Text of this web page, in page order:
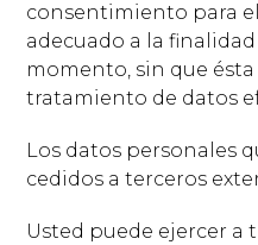
consentimiento para
adecuado a la
momento, sin que ésta
tratamiento de datos
Los datos personales
cedidos a terceros
Usted puede ejercer a